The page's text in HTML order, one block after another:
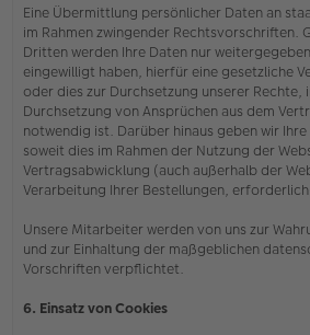
Eine Übermittlung persönlicher Daten an
im Rahmen zwingender Rechtsvorschriften.
Dritten werden Ihre Daten nur
eingewilligt haben, hierfür eine gesetzliche
oder dies zur Durchsetzung unserer Rechte,
Durchsetzung von Ansprüchen aus dem
notwendig ist. Darüber hinaus geben wir
soweit dies im Rahmen der Nutzung der
Vertragsabwicklung (auch außerhalb der
Verarbeitung Ihrer Bestellungen,
Unsere Mitarbeiter werden von uns zur
und zur Einhaltung der maßgeblichen
Vorschriften verpflichtet.
6. Einsatz von Cookies